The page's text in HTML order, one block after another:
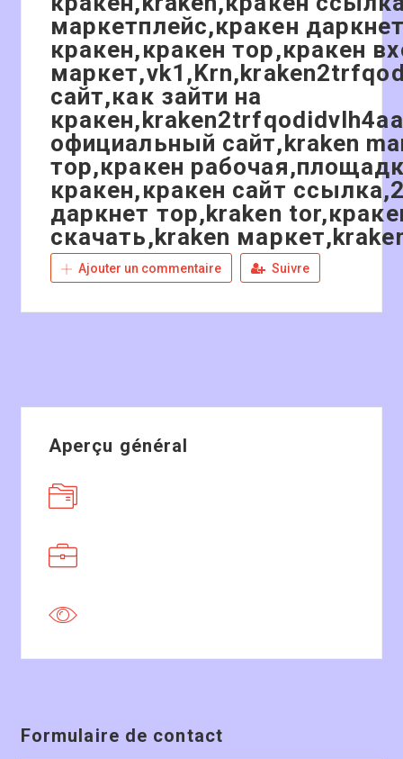
маркетплейс,кракен
кракен,кракен тор,кракен
сайт,как зайти на
официальный сайт,kraken
тор,кракен
кракен,кракен сайт
даркнет тор,kraken
скачать,kraken
Ajouter un commentaire Suivre
Aperçu général
Formulaire de contact